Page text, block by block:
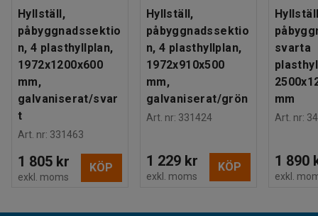
Hyllställ,
påbyggnadssektio
n, 4 plasthyllplan,
1972x1200x600
mm,
galvaniserat/svar
t
Art. nr: 331463
1 805 kr
exkl. moms
KÖP
Hyllställ,
påbyggnadssektio
n, 4 plasthyllplan,
1972x910x500
mm,
galvaniserat/grön
Art. nr: 331424
1 229 kr
exkl. moms
KÖP
svarta
mm
Art. nr:
1 890
exkl.